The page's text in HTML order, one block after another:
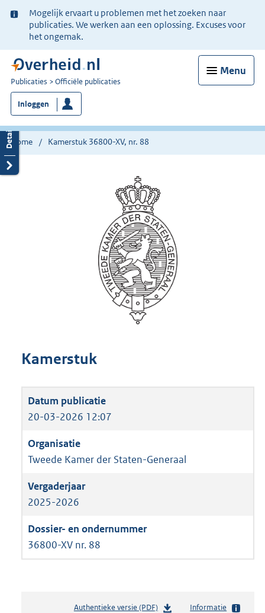
Ter
informatie:
Mogelijk ervaart u problemen met het zoeken naar
publicaties. We werken aan een oplossing. Excuses voor
het ongemak.
Menu
U
bent
nu
hier:
Publicaties Officiële publicaties
Inloggen
Home Kamerstuk 36800-XV, nr. 88
Kamerstuk
20-03-2026 12:07
Tweede Kamer der Staten-Generaal
2025-2026
36800-XV nr. 88
Authentieke versie (PDF)b
Informatie